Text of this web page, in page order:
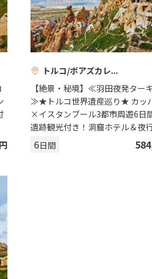
トルコ/ボアズカレ
【絶景・秘境】≪羽田夜発ター
≫★トルコ世界遺産巡り★ カッ
×イスタンブール3都市周遊6日
遺跡観光付き！洞窟ホテル＆夜
6日間